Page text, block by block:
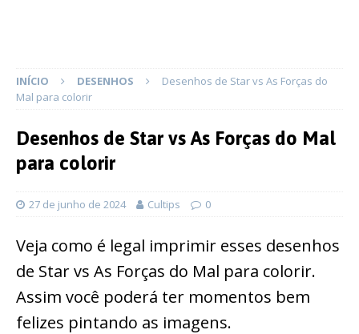
INÍCIO DESENHOS
Desenhos de Star vs As Forças do
Mal para colorir
Desenhos de Star vs As Forças do Mal
para colorir
27 de junho de 2024 Cultips 0
Veja como é legal imprimir esses desenhos
de Star vs As Forças do Mal para colorir.
Assim você poderá ter momentos bem
felizes pintando as imagens.